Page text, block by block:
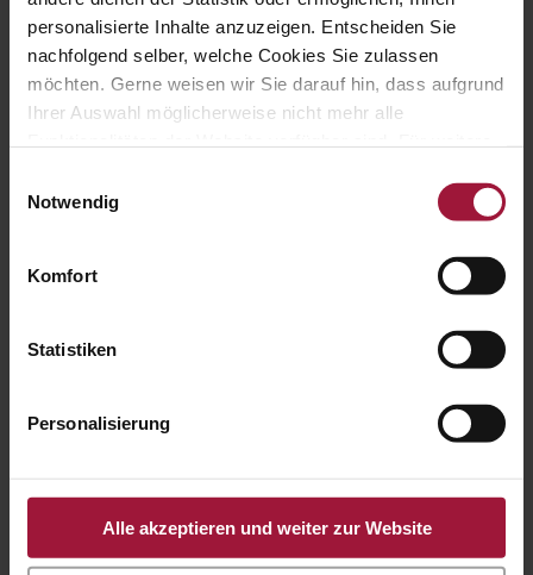
personalisierte Inhalte anzuzeigen. Entscheiden Sie
nachfolgend selber, welche Cookies Sie zulassen
möchten. Gerne weisen wir Sie darauf hin, dass aufgrund
Ihrer Auswahl möglicherweise nicht mehr alle
Datenschutzerklärung und Cookie Policy.
Notwendig
Komfort
Statistiken
Personalisierung
Alle akzeptieren und weiter zur Website
Geflügel (deutsches-gefluegel.de)
Events
Hubersaktiv
Hubersfamily